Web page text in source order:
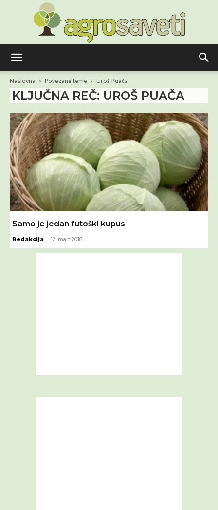
Naslovna Povezane teme Uroš Puača
KLJUČNA REČ: UROŠ PUAČA
Samo je jedan futoški kupus
Redakcija - 12. mart 2018.